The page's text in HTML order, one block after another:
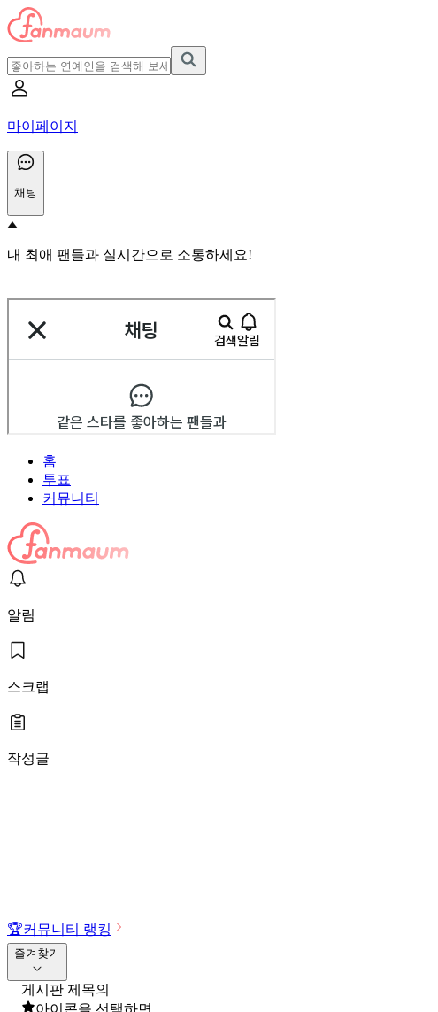
마이페이지
채팅
내 최애 팬들과 실시간으로 소통하세요!
홈
투표
커뮤니티
알림
스크랩
작성글
🏆커뮤니티 랭킹
즐겨찾기
게시판 제목의
아이콘을 선택하면